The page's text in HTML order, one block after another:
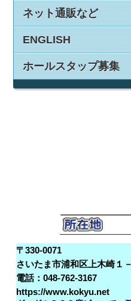
ネット通販など
ENGLISH
ホールスタップ募集
〒330-0071
さいたま市浦和区上木崎１
電話：048-762-3167
https://www.kokyu.net